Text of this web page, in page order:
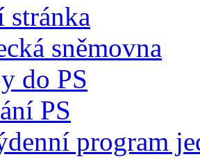
sněmovna
do PS
PS
program